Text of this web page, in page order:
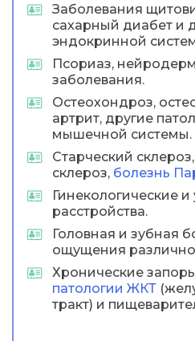
Заболевания
сахарный диабет и
эндокринной
Псориаз,
заболевания.
Остеохондроз,
артрит, другие
мышечной системы.
Старческий
склероз, болезнь
Гинекологические
расстройства.
Головная и зубная
ощущения
Хронические
патологии ЖКТ
тракт) и